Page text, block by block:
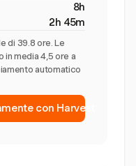
8h
2h 45m
di 39.8 ore. Le
in media 4,5 ore a
automatico
con Harvest